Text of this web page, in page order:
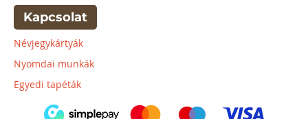
Kapcsolat
Névjegykártyák
Nyomdai munkák
Egyedi tapéták